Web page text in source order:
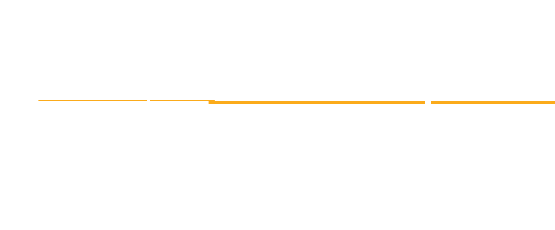
MOTONAUTICA CIRCUITO, DAL 7 AL 9